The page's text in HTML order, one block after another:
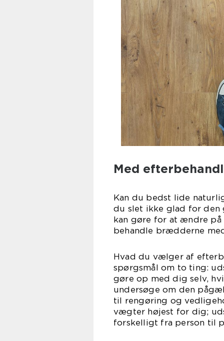
Med
Kan du bedst lide
du slet ikke glad for den
kan gøre for at ændre
behandle brædderne
Hvad du vælger af
spørgsmål om to ting:
gøre op med dig selv,
undersøge om den
til rengøring og
vægter højest for dig;
forskelligt fra person til